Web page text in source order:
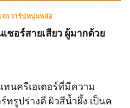
จกวาร์ปหนุ่มหล่อ
ซอร์สายเสียว ผู้มากด้วย
ทนครีเอเตอร์ที่มีความ
รูปร่างดี ผิวสีน้ำผึ้ง เป็นค